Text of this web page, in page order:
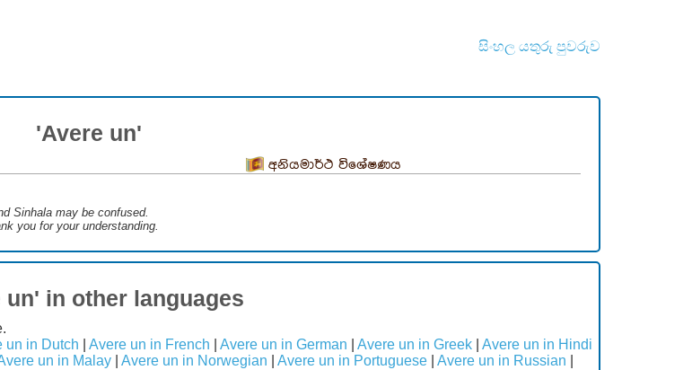
සිංහල යතුරු පුවරුව
'Avere un'
අනියමාර්ථ විශේෂණය
Sinhala may be confused.
you for your understanding.
un' in other languages
un in Dutch Avere un in French Avere un in German Avere un in Greek
Avere un in Hindi
un in Malay Avere un in Norwegian Avere un in Portuguese Avere un in Russian